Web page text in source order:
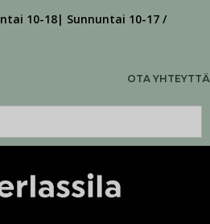
10-18| Sunnuntai 10-17 /
OTA YHTEYTTÄ